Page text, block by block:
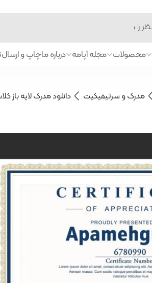
محصولات مجله آپامه درباره ماچاپ و ارسال
مدرک و سرتیفیکیت دانلود مدرک لایه باز